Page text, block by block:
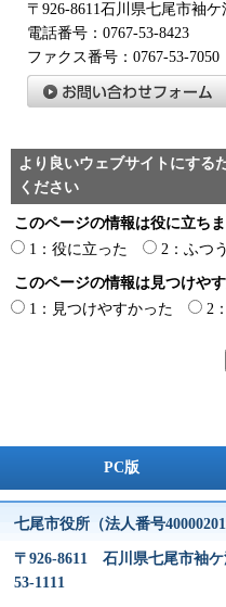
〒926-8611石川県七尾市袖
電話番号：0767-53-8423
ファクス番号：0767-53-7050
より良いウェブサイトにする
ください
このページの情報は役に立ち
1：役に立った
2：ふつう
このページの情報は見つけや
1：見つけやすかった
2
PC版
七尾市役所（法人番号
〒926-8611 石川県七尾市袖
53-1111